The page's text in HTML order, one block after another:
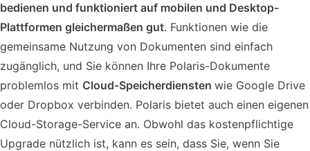
bedienen und funktioniert auf mobilen und Desktop-
Plattformen gleichermaßen gut. Funktionen wie die
gemeinsame Nutzung von Dokumenten sind einfach
zugänglich, und Sie können Ihre Polaris-Dokumente
problemlos mit Cloud-Speicherdiensten wie Google Drive
oder Dropbox verbinden. Polaris bietet auch einen eigenen
Cloud-Storage-Service an. Obwohl das kostenpflichtige
Upgrade nützlich ist, kann es sein, dass Sie, wenn Sie